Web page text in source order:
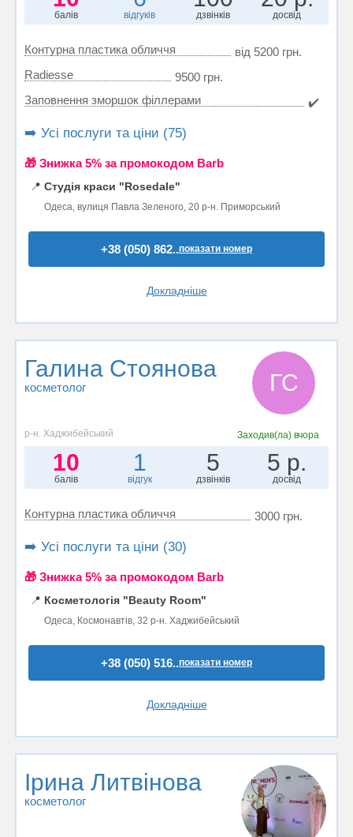
балів відгуків дзвінків досвід
Контурна пластика обличчя
від 5200 грн.
Radiesse
9500 грн.
Заповнення зморшок філлерами
✔️
➡️ Усі послуги та ціни (75)
🎁 Знижка 5% за промокодом Barb
📍 Студія краси "Rosedale"
Одеса, вулиця Павла Зеленого, 20 р-н. Приморський
+38 (050) 862..показати номер
Докладніше
Галина Стоянова
косметолог ГС
р-н. Хаджибейський Заходив(ла) вчора
10
балів
1
відгук
5
дзвінків
5 р.
досвід
Контурна пластика обличчя 3000 грн.
➡️ Усі послуги та ціни (30)
🎁 Знижка 5% за промокодом Barb
📍 Косметологія "Beauty Room"
Одеса, Космонавтів, 32 р-н. Хаджибейський
+38 (050) 516..показати номер
Докладніше
Ірина Литвінова
косметолог